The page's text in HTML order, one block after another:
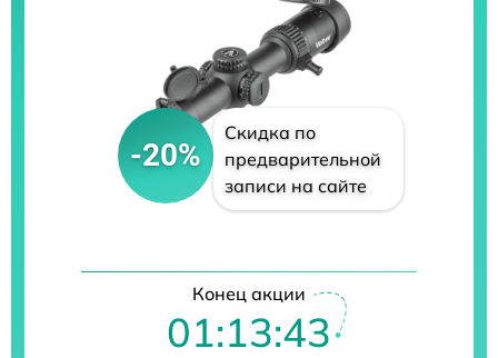
-20%
Скидка по
предварительной
записи на сайте
Конец акции
01:13:42